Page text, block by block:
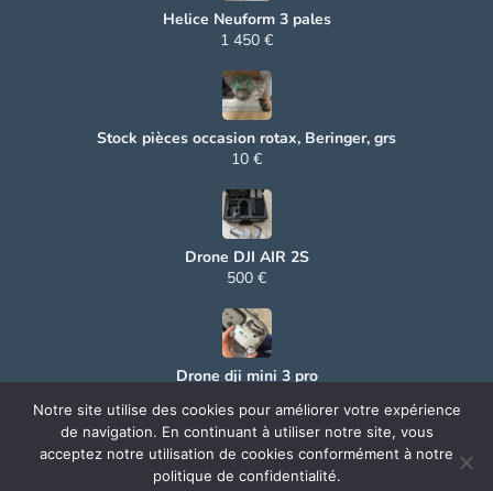
Helice Neuform 3 pales
1 450 €
Stock pièces occasion rotax, Beringer, grs
10 €
Drone DJI AIR 2S
500 €
Drone dji mini 3 pro
Notre site utilise des cookies pour améliorer votre expérience
de navigation. En continuant à utiliser notre site, vous
acceptez notre utilisation de cookies conformément à notre
politique de confidentialité.